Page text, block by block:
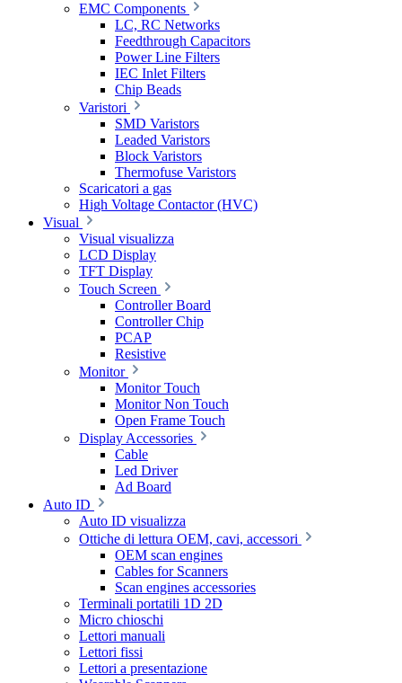
EMC Components
LC, RC Networks
Feedthrough Capacitors
Power Line Filters
IEC Inlet Filters
Chip Beads
Varistori
SMD Varistors
Leaded Varistors
Block Varistors
Thermofuse Varistors
Scaricatori a gas
High Voltage Contactor (HVC)
Visual
Visual visualizza
LCD Display
TFT Display
Touch Screen
Controller Board
Controller Chip
PCAP
Resistive
Monitor
Monitor Touch
Monitor Non Touch
Open Frame Touch
Display Accessories
Cable
Led Driver
Ad Board
Auto ID
Auto ID visualizza
Ottiche di lettura OEM, cavi, accessori
OEM scan engines
Cables for Scanners
Scan engines accessories
Terminali portatili 1D 2D
Micro chioschi
Lettori manuali
Lettori fissi
Lettori a presentazione